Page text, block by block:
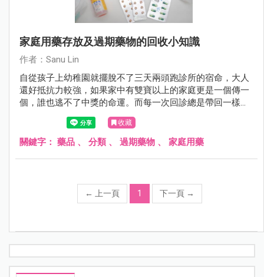
家庭用藥存放及過期藥物的回收小知識
作者：Sanu Lin
自從孩子上幼稚園就擺脫不了三天兩頭跑診所的宿命，大人
還好抵抗力較強，如果家中有雙寶以上的家庭更是一個傳一
個，誰也逃不了中獎的命運。而每一次回診總是帶回一樣的
感冒糖漿、藥膏、藥水或塞劑， 日積月累下，家中就這麼不
知不覺存放了好多好多藥罐子，每個媽媽總有這麼疑惑過 :
「這些開封後的藥物可以保存多久才是安全?」 「開封過的
收藏
關鍵字： 藥品 、 分類 、 過期藥物 、 家庭用藥
← 上一頁 1 下一頁 →